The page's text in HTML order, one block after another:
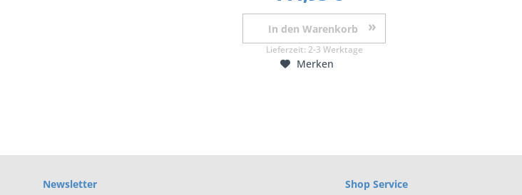
In den Warenkorb
Lieferzeit: 2-3 Werktage
Merken
Newsletter
Shop Service